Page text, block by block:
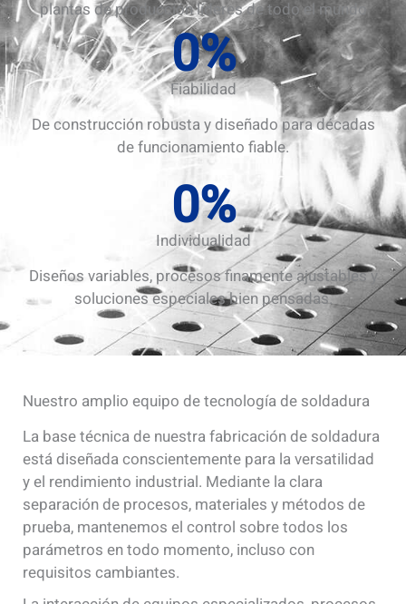
plantas de producción líderes de todo el mundo
0%
Fiabilidad
De construcción robusta y diseñado para décadas
de funcionamiento fiable.
0%
Individualidad
Diseños variables, procesos finamente ajustables y
soluciones especiales bien pensadas.
Nuestro amplio equipo de tecnología de soldadura
La base técnica de nuestra fabricación de soldadura
está diseñada conscientemente para la versatilidad
y el rendimiento industrial. Mediante la clara
separación de procesos, materiales y métodos de
prueba, mantenemos el control sobre todos los
parámetros en todo momento, incluso con
requisitos cambiantes.